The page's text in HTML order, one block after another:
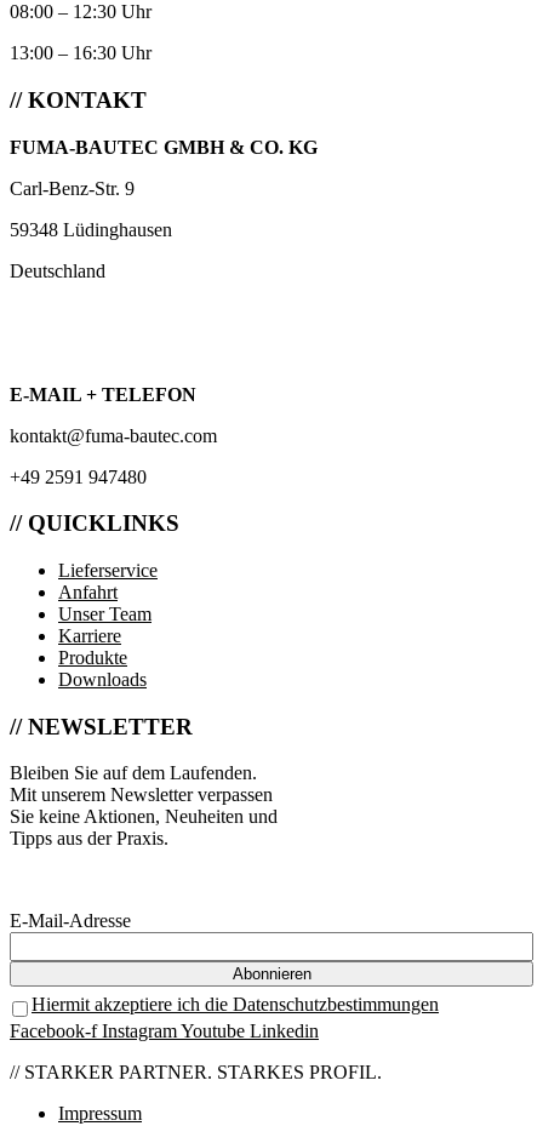
08:00 – 12:30 Uhr
13:00 – 16:30 Uhr
// KONTAKT
FUMA-BAUTEC GMBH & CO. KG
Carl-Benz-Str. 9
59348 Lüdinghausen
Deutschland
E-MAIL + TELEFON
kontakt@fuma-bautec.com
+49 2591 947480
// QUICKLINKS
Lieferservice
Anfahrt
Unser Team
Karriere
Produkte
Downloads
// NEWSLETTER
Bleiben Sie auf dem Laufenden.
Mit unserem Newsletter verpassen
Sie keine Aktionen, Neuheiten und
Tipps aus der Praxis.
E-Mail-Adresse
Hiermit akzeptiere ich die Datenschutzbestimmungen
Facebook-f InstagramYoutube Linkedin
// STARKER PARTNER. STARKES PROFIL.
Impressum